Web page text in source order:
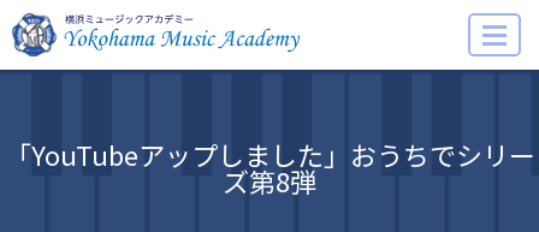
MENU
「YouTubeアップしました」おうちでシリー
ズ第8弾